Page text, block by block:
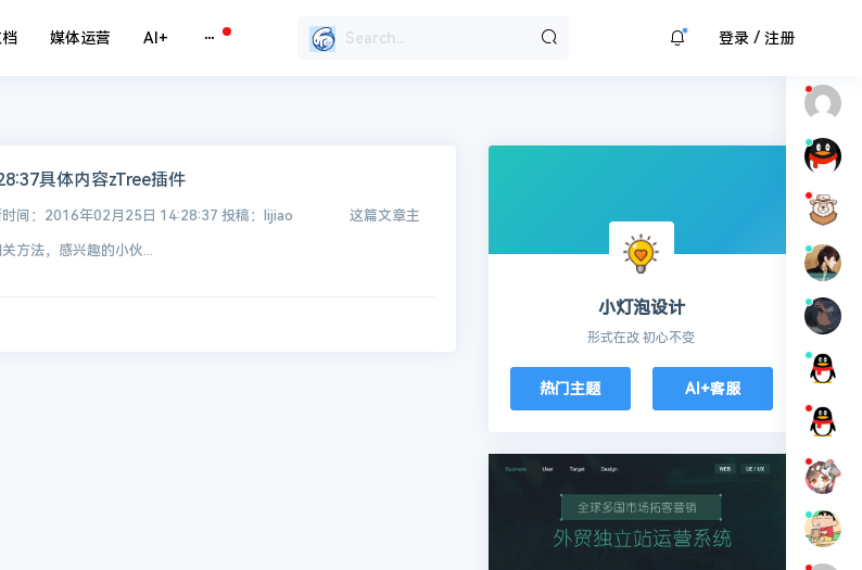
媒体运营 AI+ 登录/ 注册
具体内容zTree插件
间：2016年02月25日 14:28:37 投稿：lijiao 这篇文章主
方法，感兴趣的小伙...
小灯泡设计
形式在改 初心不变
热门主题 AI+客服